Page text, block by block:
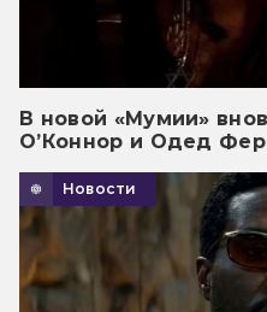
В новой «Мумии»
О’Коннор и Одед Фер
Новости